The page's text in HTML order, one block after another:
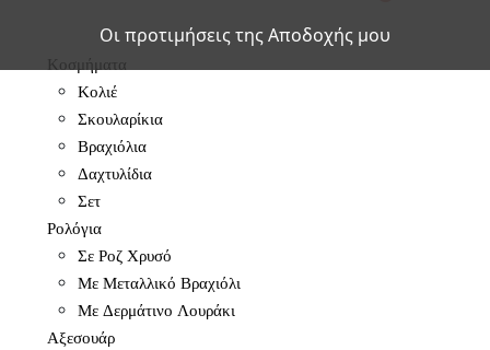
Κοσμήματα
Κολιέ
Σκουλαρίκια
Βραχιόλια
Δαχτυλίδια
Σετ
Ρολόγια
Σε Ροζ Χρυσό
Με Μεταλλικό Βραχιόλι
Με Δερμάτινο Λουράκι
Αξεσουάρ
Οι προτιμήσεις της Αποδοχής μου